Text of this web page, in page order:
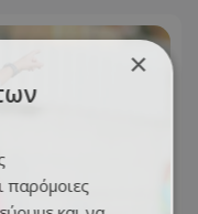
×
παρόμοιες